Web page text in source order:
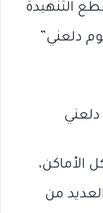
التنهيدة
دلعني”
دلعني
الأماكن،
من